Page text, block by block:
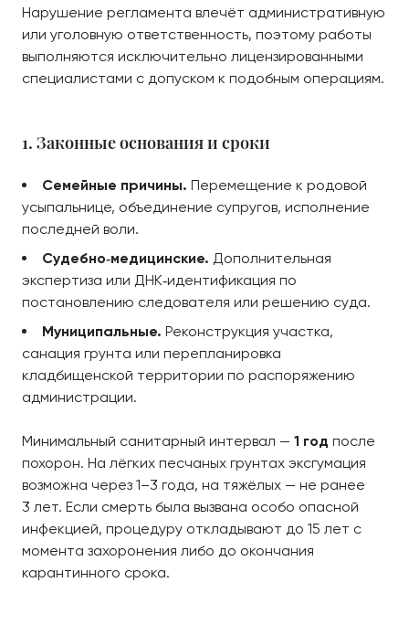
Нарушение регламента влечёт административную
или уголовную ответственность, поэтому работы
выполняются исключительно лицензированными
специалистами с допуском к подобным операциям.
1. Законные основания и сроки
Семейные причины. Перемещение к родовой
усыпальнице, объединение супругов, исполнение
последней воли.
Судебно‑медицинские. Дополнительная
экспертиза или ДНК‑идентификация по
постановлению следователя или решению суда.
Муниципальные. Реконструкция участка,
санация грунта или перепланировка
кладбищенской территории по распоряжению
администрации.
Минимальный санитарный интервал — 1 год после
похорон. На лёгких песчаных грунтах эксгумация
возможна через 1–3 года, на тяжёлых — не ранее
3 лет. Если смерть была вызвана особо опасной
инфекцией, процедуру откладывают до 15 лет с
момента захоронения либо до окончания
карантинного срока.